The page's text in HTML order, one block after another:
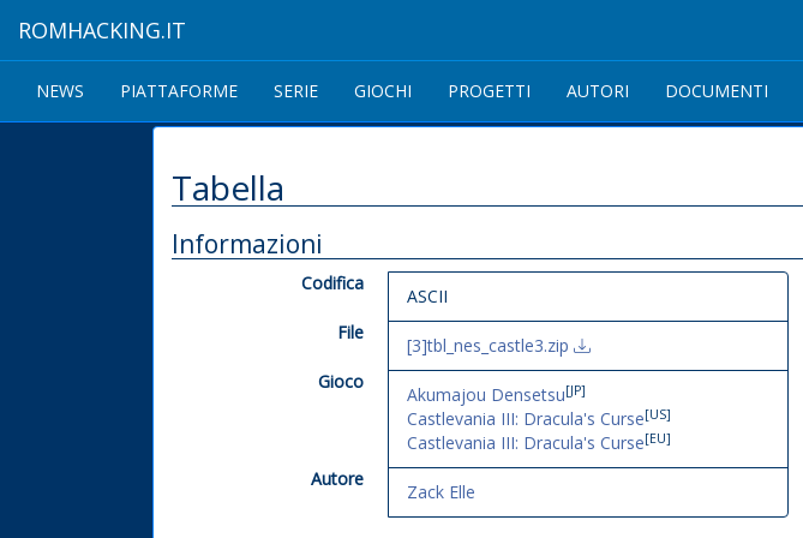
ROMHACKING.IT
NEWS PIATTAFORME SERIE GIOCHI PROGETTI AUTORI DOCUMENTI
Tabella
Informazioni
Codifica
ASCII
File
[3]tbl_nes_castle3.zip
Gioco
Akumajou Densetsu[JP]
Castlevania III: Dracula's Curse[US]
Castlevania III: Dracula's Curse[EU]
Autore
Zack Elle